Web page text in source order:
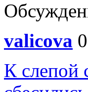
valicova
К слепой